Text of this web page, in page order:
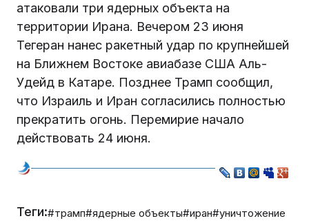
атаковали три ядерных объекта на
территории Ирана. Вечером 23 июня
Тегеран нанес ракетный удар по крупнейшей
на Ближнем Востоке авиабазе США Аль-
Удейд в Катаре. Позднее Трамп сообщил,
что Израиль и Иран согласились полностью
прекратить огонь. Перемирие начало
действовать 24 июня.
Теги:#трамп#ядерные объекты#иран#уничтожение